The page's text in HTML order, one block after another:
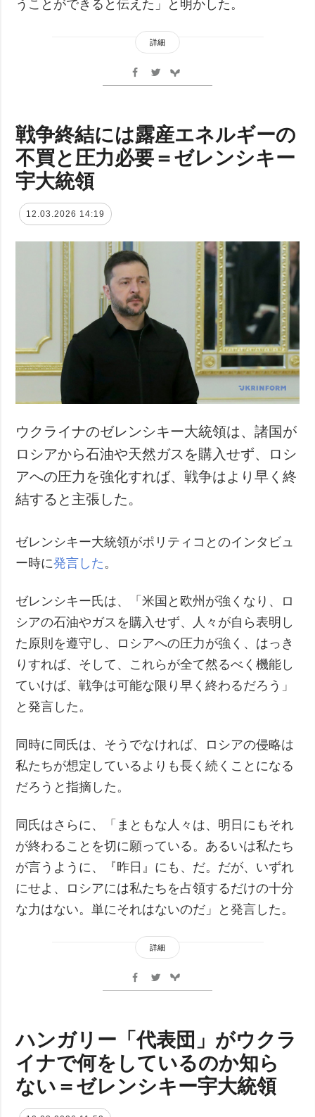
うことができると伝えた」と明かした。
詳細
戦争終結には露産エネルギーの
不買と圧力必要＝ゼレンシキー
宇大統領
12.03.2026 14:19
ウクライナのゼレンシキー大統領は、諸国が
ロシアから石油や天然ガスを購入せず、ロシ
アへの圧力を強化すれば、戦争はより早く終
結すると主張した。
ゼレンシキー大統領がポリティコとのインタビュ
ー時に発言した 。
ゼレンシキー氏は、「米国と欧州が強くなり、ロ
シアの石油やガスを購入せず、人々が自ら表明し
た原則を遵守し、ロシアへの圧力が強く、はっき
りすれば、そして、これらが全て然るべく機能し
ていけば、戦争は可能な限り早く終わるだろう」
と発言した。
同時に同氏は、そうでなければ、ロシアの侵略は
私たちが想定しているよりも長く続くことになる
だろうと指摘した。
同氏はさらに、「まともな人々は、明日にもそれ
が終わることを切に願っている。あるいは私たち
が言うように、『昨日』にも、だ。だが、いずれ
にせよ、ロシアには私たちを占領するだけの十分
な力はない。単にそれはないのだ」と発言した。
詳細
ハンガリー「代表団」がウクラ
イナで何をしているのか知ら
ない＝ゼレンシキー宇大統領